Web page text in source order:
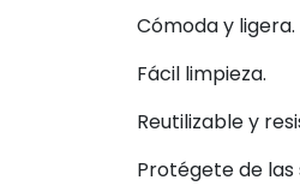
Cómoda y ligera.
Fácil limpieza.
Reutilizable y
Protégete de